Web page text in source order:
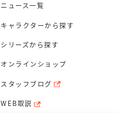
ニュース一覧
キャラクターから探す
シリーズから探す
オンラインショップ
スタッフブログ
WEB取説